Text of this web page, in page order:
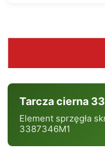
Tarcza cierna
Element sprzęgła
3387346M1